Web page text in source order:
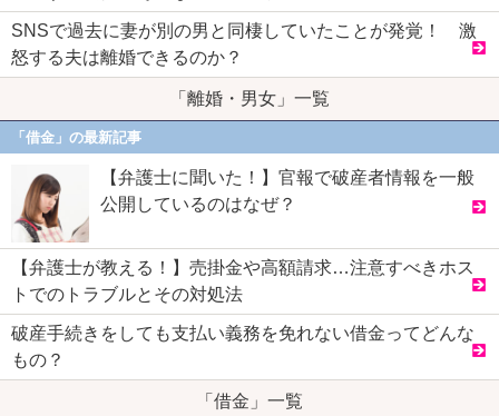
SNSで過去に妻が別の男と同棲していたことが発覚！ 激
怒する夫は離婚できるのか？
「離婚・男女」一覧
「借金」の最新記事
【弁護士に聞いた！】官報で破産者情報を一般
公開しているのはなぜ？
【弁護士が教える！】売掛金や高額請求…注意すべきホス
トでのトラブルとその対処法
破産手続きをしても支払い義務を免れない借金ってどんな
もの？
「借金」一覧